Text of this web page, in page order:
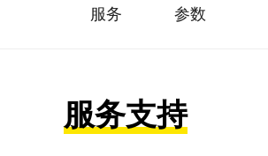
服务 参数
服务支持